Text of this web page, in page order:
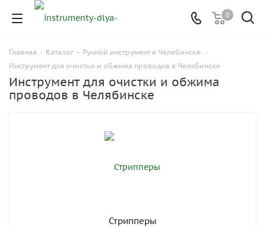
0
Главная - Каталог - Ручной инструмент в Челябинске -
Инструмент для очистки и обжима проводов в Челябинске
Инструмент для очистки и обжима
проводов в Челябинске
Стрипперы